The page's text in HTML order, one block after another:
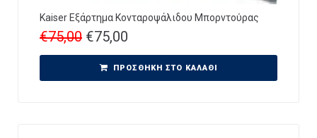
Kaiser Εξάρτημα Κονταροψάλιδου Μπορντούρας
€75,00 €75,00
ΠΡΟΣΘΉΚΗ ΣΤΟ ΚΑΛΆΘΙ